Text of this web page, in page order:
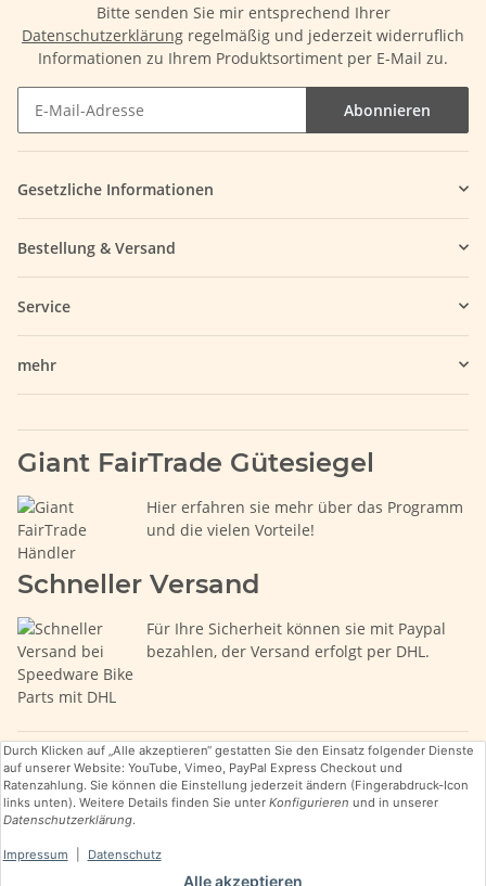
Bitte senden Sie mir entsprechend Ihrer
Datenschutzerklärung regelmäßig und jederzeit widerruflich
Informationen zu Ihrem Produktsortiment per E-Mail zu.
Abonnieren
Gesetzliche Informationen
Bestellung & Versand
Service
mehr
Giant FairTrade Gütesiegel
Hier erfahren sie mehr über das Programm
und die vielen Vorteile!
Schneller Versand
Für Ihre Sicherheit können sie mit Paypal
bezahlen, der Versand erfolgt per DHL.
Durch Klicken auf „Alle akzeptieren“ gestatten Sie den Einsatz folgender Dienste
auf unserer Website: YouTube, Vimeo, PayPal Express Checkout und
Ratenzahlung. Sie können die Einstellung jederzeit ändern (Fingerabdruck-Icon
links unten). Weitere Details finden Sie unter Konfigurieren und in unserer
Datenschutzerklärung.
Impressum Datenschutz
Alle akzeptieren